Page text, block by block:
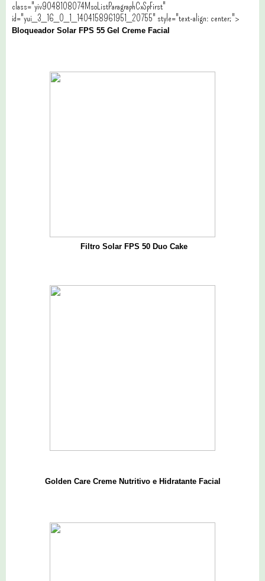
class="yiv9048108074MsoListParagraphCxSpFirst"
id="yui_3_16_0_1_1404158961951_20755" style="text-align: center;">
Bloqueador Solar FPS 55 Gel Creme Facial
Filtro Solar FPS 50 Duo Cake
Golden Care Creme Nutritivo e Hidratante Facial